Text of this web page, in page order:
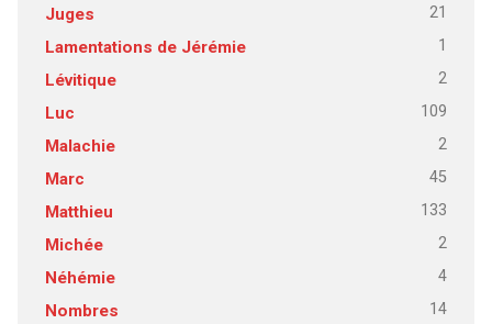
Juges 21
Lamentations de Jérémie 1
Lévitique 2
Luc 109
Malachie 2
Marc 45
Matthieu 133
Michée 2
Néhémie 4
Nombres 14